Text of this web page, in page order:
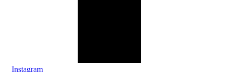
Instagram